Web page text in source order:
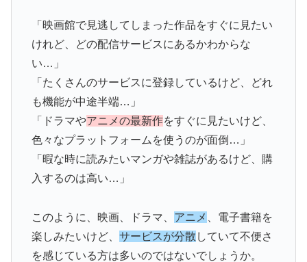
「映画館で見逃してしまった作品をすぐに見たい
けれど、どの配信サービスにあるかわからな
い…」
「たくさんのサービスに登録しているけど、どれ
も機能が中途半端…」
「ドラマやアニメの最新作をすぐに見たいけど、
色々なプラットフォームを使うのが面倒…」
「暇な時に読みたいマンガや雑誌があるけど、購
入するのは高い…」
このように、映画、ドラマ、 アニメ
、電子書籍を
楽しみたいけど、 サービスが分散 していて不便さ
を感じている方は多いのではないでしょうか。